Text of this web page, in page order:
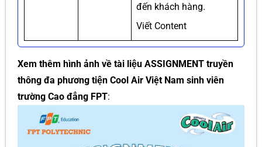
đến khách hàng.
Viết Content
Xem thêm hình ảnh về tài liệu ASSIGNMENT truyền
thông đa phương tiện Cool Air Việt Nam sinh viên
trường Cao đẳng FPT: